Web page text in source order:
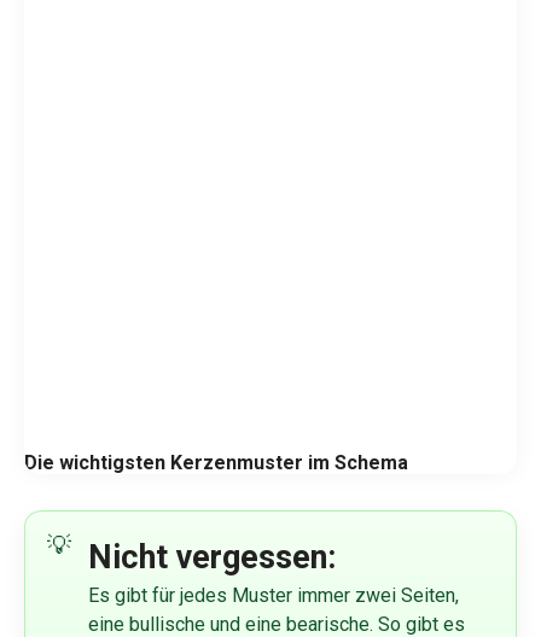
Die wichtigsten Kerzenmuster im Schema
Nicht vergessen:
Es gibt für jedes Muster immer zwei Seiten,
eine bullische und eine bearische. So gibt es